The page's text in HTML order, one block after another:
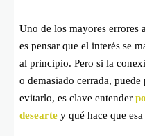
Uno de los mayores errores
es pensar que el interés se
al principio. Pero si la
o demasiado cerrada,
evitarlo, es clave entender
desearte y qué hace que